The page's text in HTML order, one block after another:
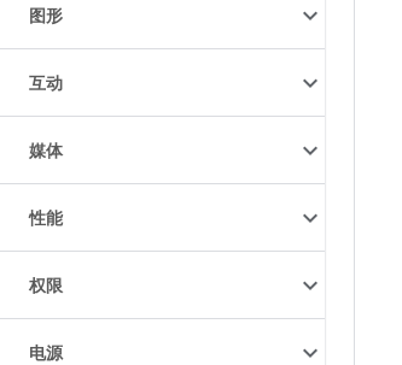
图形
互动
媒体
性能
权限
电源